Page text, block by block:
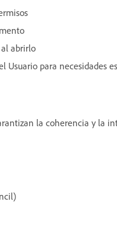
abrirlo
Usuario para necesidades
la coherencia y la